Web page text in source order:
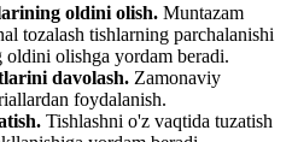
oldini olish. Muntazam
tozalash tishlarning parchalanishi
olishga yordam beradi.
davolash. Zamonaviy
foydalanish.
Tishlashni o'z vaqtida tuzatish